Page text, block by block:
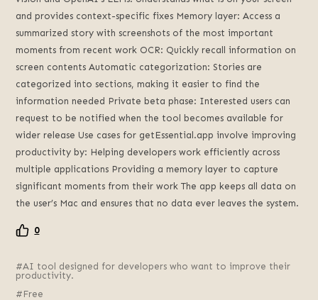
and provides context-specific fixes Memory layer: Access a
summarized story with screenshots of the most important
moments from recent work OCR: Quickly recall information on
screen contents Automatic categorization: Stories are
categorized into sections, making it easier to find the
information needed Private beta phase: Interested users can
request to be notified when the tool becomes available for
wider release Use cases for getEssential.app involve improving
productivity by: Helping developers work efficiently across
multiple applications Providing a memory layer to capture
significant moments from their work The app keeps all data on
the user’s Mac and ensures that no data ever leaves the system.
0
AI tool designed for developers who want to improve their
productivity.
Free